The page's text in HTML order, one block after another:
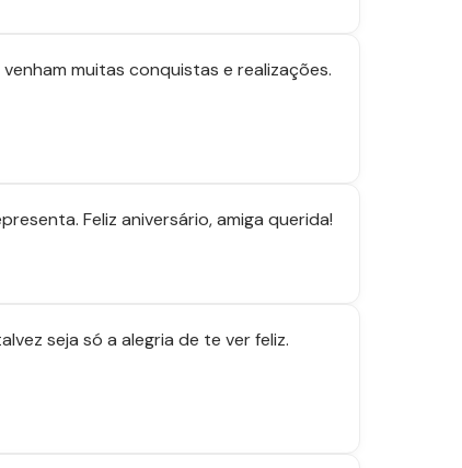
muitas conquistas e realizações.
Feliz aniversário, amiga querida!
seja só a alegria de te ver feliz.